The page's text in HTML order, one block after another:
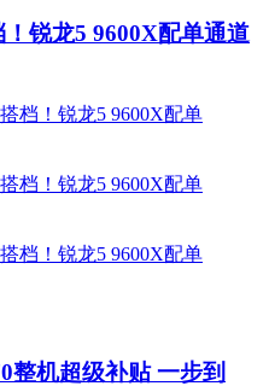
锐龙5 9600X配单通道
整机超级补贴 一步到